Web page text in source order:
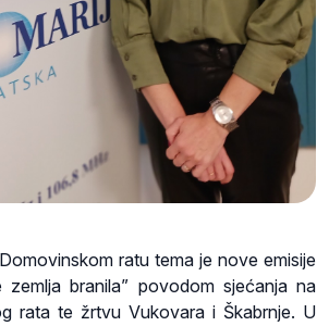
ratu tema je nove emisije
zemlja branila” povodom sjećanja na
rata te žrtvu Vukovara i Škabrnje. U